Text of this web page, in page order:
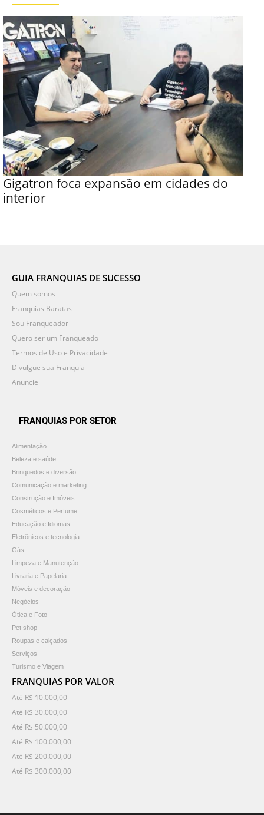
Gigatron foca expansão em cidades do
interior
GUIA FRANQUIAS DE SUCESSO
Quem somos
Franquias Baratas
Sou Franqueador
Quero ser um Franqueado
Termos de Uso e Privacidade
Divulgue sua Franquia
Anuncie
FRANQUIAS POR SETOR
Alimentação
Beleza e saúde
Brinquedos e diversão
Comunicação e marketing
Construção e Imóveis
Cosméticos e Perfume
Educação e Idiomas
Eletrônicos e tecnologia
Gás
Limpeza e Manutenção
Livraria e Papelaria
Móveis e decoração
Negócios
Ótica e Foto
Pet shop
Roupas e calçados
Serviços
Turismo e Viagem
FRANQUIAS POR VALOR
Até R$ 10.000,00
Até R$ 30.000,00
Até R$ 50.000,00
Até R$ 100.000,00
Até R$ 200.000,00
Até R$ 300.000,00